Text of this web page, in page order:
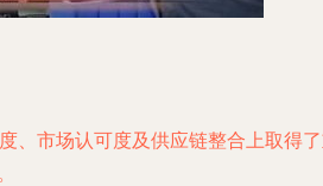
、市场认可度及供应链整合上取得